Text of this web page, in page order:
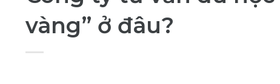
vàng” ở đâu?